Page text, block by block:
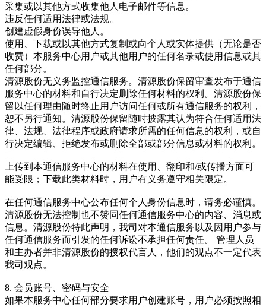
采集或以其他方式收集他人电子邮件等信息。
违反任何适用法律或法规。
创建虚假身份误导他人。
使用、下载或以其他方式复制或向个人或实体提供（无论是否
收费）本服务中心用户或其他用户的任何名录或使用信息或其
任何部分。
清源股份无义务监控通信服务。清源股份保留审查发布于通信
服务中心的材料和自行决定删除任何材料的权利。清源股份保
留以任何理由随时终止用户访问任何或所有通信服务的权利，
恕不另行通知。清源股份保留随时披露其认为符合任何适用法
律、法规、法律程序或政府请求所需的任何信息的权利，或自
行决定编辑、拒绝发布或删除全部或部分信息或材料的权利。
上传到本通信服务中心的材料在使用、翻印和/或传播方面可
能受限；下载此类材料时，用户有义务遵守相关限定。
在任何通信服务中心公布任何个人身份信息时，请务必谨慎。
清源股份无法控制也不赞同任何通信服务中心的内容、消息或
信息。清源股份特此声明，我司对本通信服务以及因用户参与
任何通信服务而引发的任何诉讼不承担任何责任。 管理人员
和主办者并非清源股份的授权代言人，他们的观点不一定代表
我司观点。
8. 会员账号、密码与安全
如果本服务中心任何部分要求用户创建账号，用户必须按照相